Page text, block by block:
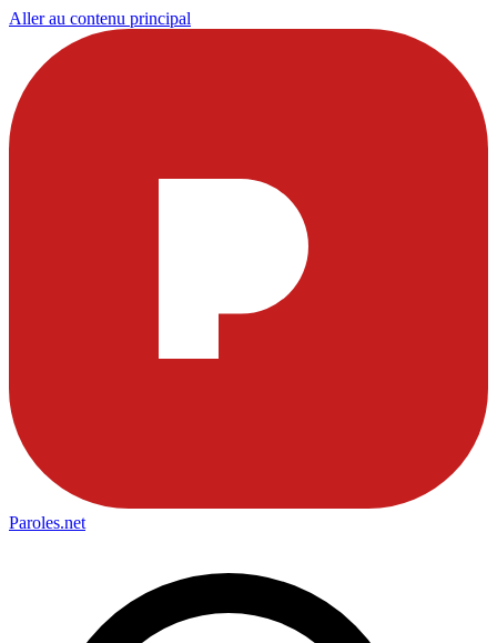
Aller au contenu principal
Paroles.net